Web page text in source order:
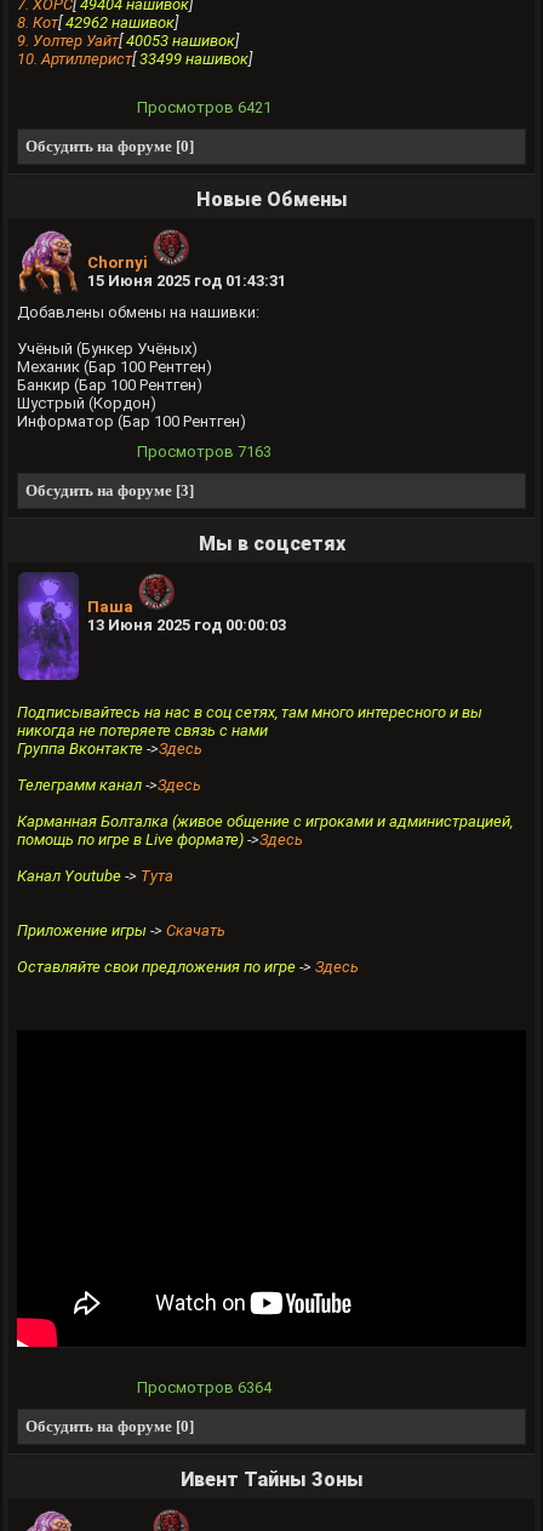
7. ХОРС[ 49404 нашивок]
8. Кот[ 42962 нашивок]
9. Уолтер Уайт[ 40053 нашивок]
10. Артиллерист[ 33499 нашивок]
Просмотров 6421
Обсудить на форуме [0]
Новые Обмены
Chornyi
15 Июня 2025 год 01:43:31
Добавлены обмены на нашивки:
Учёный (Бункер Учёных)
Механик (Бар 100 Рентген)
Банкир (Бар 100 Рентген)
Шустрый (Кордон)
Информатор (Бар 100 Рентген)
Просмотров 7163
Обсудить на форуме [3]
Мы в соцсетях
Паша
13 Июня 2025 год 00:00:03
Подписывайтесь на нас в соц сетях, там много интересного и вы
никогда не потеряете связь с нами
Группа Вконтакте ->Здесь
Телеграмм канал ->Здесь
Карманная Болталка (живое общение с игроками и администрацией,
помощь по игре в Live формате) ->Здесь
Канал Youtube -> Тута
Приложение игры -> Скачать
Оставляйте свои предложения по игре -> Здесь
Просмотров 6364
Обсудить на форуме [0]
Ивент Тайны Зоны